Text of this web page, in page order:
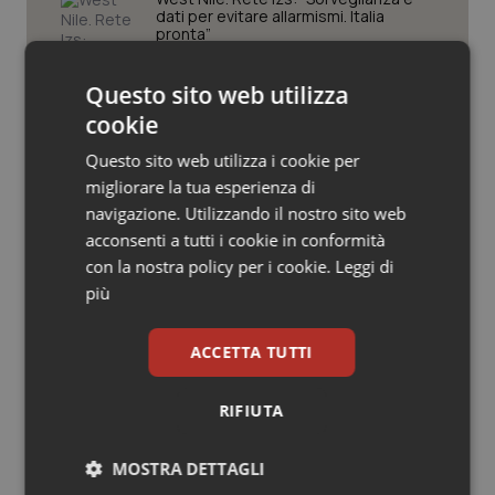
Oncologia & Nutrizione
Psoriasi & pelle
Quotidiano Cardiologia
Quotidiano Chirurgia
Quotidiano Oncologia
Quotidiano Pediatria
Rene & patologie urogenitali
dati per evitare allarmismi. Italia
pronta”
Tracciabilità dei farmaci. Dal Ministero
le istruzioni per il Data Matrix. Entro l’8
febbraio 2027 l’adeguamento dei
sistemi
Formazione Medicina Generale.
Fimmg: “Rischio altissimo di perdere
borse e lasciare migliaia di cittadini
senza medico. Serve decreto di
mobilità volontaria interregionale”
Ultime analisi e review da QS Pro
Questo sito web utilizza
cookie
Questo sito web utilizza i cookie per
migliorare la tua esperienza di
navigazione. Utilizzando il nostro sito web
acconsenti a tutti i cookie in conformità
con la nostra policy per i cookie. Leggi di
più
ACCETTA TUTTI
RIFIUTA
MOSTRA DETTAGLI